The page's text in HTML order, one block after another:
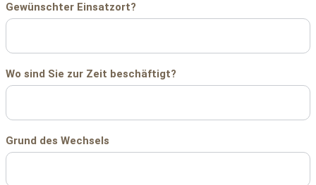
Gewünschter Einsatzort?
Wo sind Sie zur Zeit beschäftigt?
Grund des Wechsels